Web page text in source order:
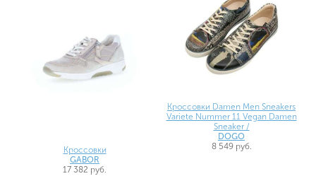
Кроссовки
GABOR
17 382 руб.
Кроссовки Damen Men Sneakers
Variete Nummer 11 Vegan Damen
Sneaker /
DOGO
8 549 руб.